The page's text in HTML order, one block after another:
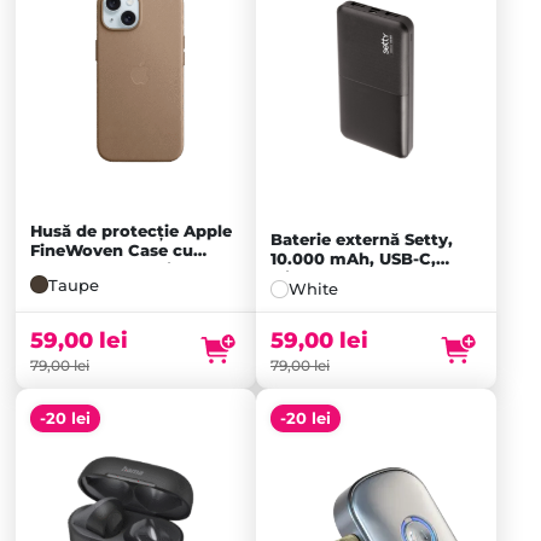
Husă de protecție Apple
FineWoven Case cu
MagSafe pentru iPhone
15, Taupe
Taupe
79,00lei
59,00 lei
Baterie externă Setty,
10.000 mAh, USB-C,
Micro-USB, 2x USB-A,
Black
White
79,00lei
59,00 lei
-20 lei -20 lei